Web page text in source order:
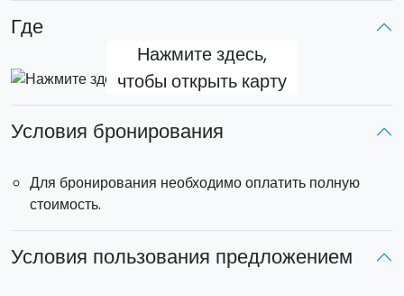
учитывается максимум 4 взрослых и 1/2 ребенка
(рост не более 160 см).
Отправление: 8:30.
Прибытие: 18:30.
Трансфербесплатный от места жительства в городе
Машинарассчитана максимум на 4пассажиров.
Где
Нажмите здесь,
чтобы открыть карту
Условия бронирования
Для бронирования необходимо оплатить полную
стоимость.
Условия пользования предложением